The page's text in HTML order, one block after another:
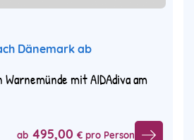
Dänemark ab
mit AIDAdiva am
ab 495,00 € pro Person